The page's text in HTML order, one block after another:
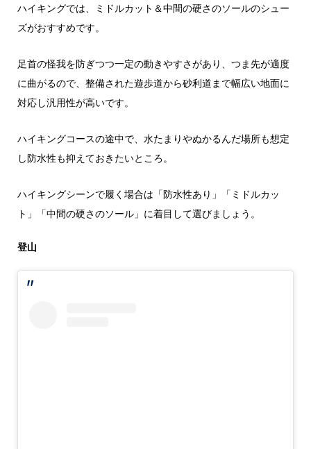
ハイキングでは、ミドルカット＆中間の硬さのソールのシュー
ズがおすすめです。
足首の怪我を防ぎつつ一定の動きやすさがあり、つま先が適度
に曲がるので、整備された遊歩道から砂利道まで幅広い地面に
対応し汎用性が高いです。
ハイキングコースの途中で、水たまりやぬかるんだ場所も想定
し防水性も抑えておきたいところ。
ハイキングシーンで履く場合は「防水性あり」「ミドルカッ
ト」「中間の硬さのソール」に着目して選びましょう。
登山